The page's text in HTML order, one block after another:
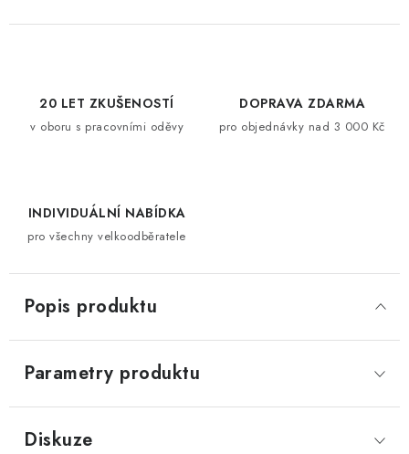
20 LET ZKUŠENOSTÍ
v oboru s pracovními oděvy
DOPRAVA ZDARMA
pro objednávky nad 3 000 Kč
INDIVIDUÁLNÍ NABÍDKA
pro všechny velkoodběratele
Popis produktu
Parametry produktu
Diskuze